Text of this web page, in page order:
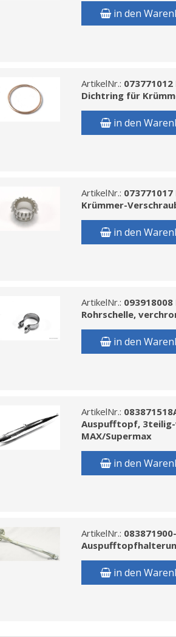
in den
ArtikelNr.: 073771012
Dichtring für
in den
ArtikelNr.: 073771017
Krümmer-
in den
ArtikelNr.: 093918008
Rohrschelle,
in den
ArtikelNr.:
Auspufftopf,
MAX/Supermax
in den
ArtikelNr.:
in den